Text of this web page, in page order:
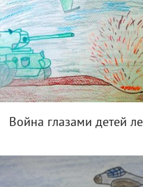
Война глазами детей